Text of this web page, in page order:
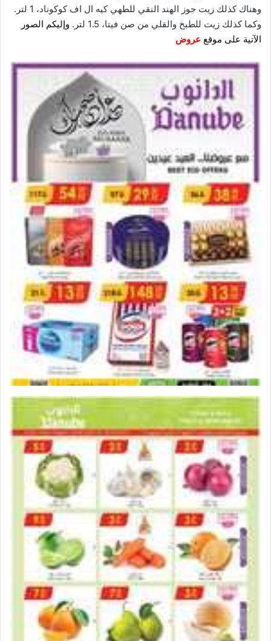
وهناك كذلك زيت جوز الهند النقي للطهي كيه ال اف كوكوناد، 1 لتر.
وكما كذلك زيت للطبخ والقلي من صن فيتا، 1.5 لتر.
وإليكم الصور
الآتية على موقع عروض